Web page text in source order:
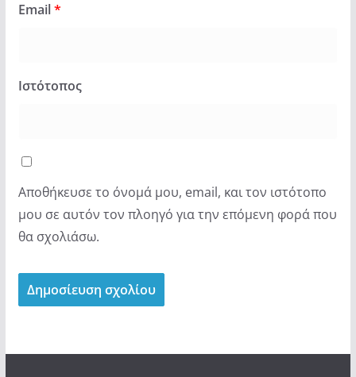
Email*
Ιστότοπος
Αποθήκευσε το όνομά μου, email, και τον ιστότοπο
μου σε αυτόν τον πλοηγό για την επόμενη φορά που
θα σχολιάσω.